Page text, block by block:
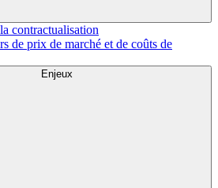
contractualisation
de prix de marché et de coûts de
Enjeux